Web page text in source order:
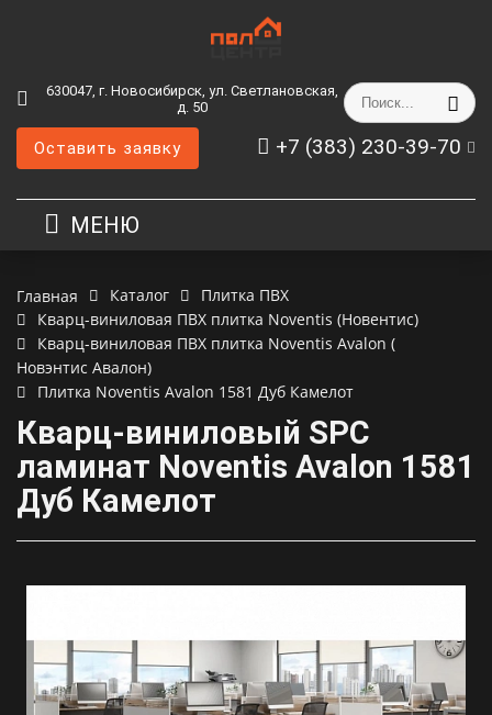
630047, г. Новосибирск, ул. Светлановская,
д. 50
+7 (383) 230-39-70
Оставить заявку
МЕНЮ
Главная Каталог
Плитка ПВХ
Кварц-виниловая ПВХ плитка Noventis (Новентис)
Кварц-виниловая ПВХ плитка Noventis Avalon (
Новэнтис Авалон)
Плитка Noventis Avalon 1581 Дуб Камелот
Кварц-виниловый SPC
ламинат Noventis Avalon 1581
Дуб Камелот